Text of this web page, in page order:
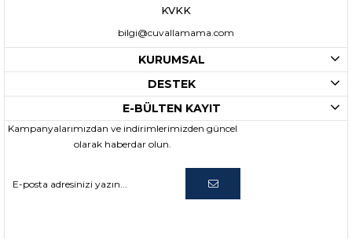
KVKK
bilgi@cuvallamama.com
KURUMSAL
DESTEK
E-BÜLTEN KAYIT
Kampanyalarımızdan ve indirimlerimizden güncel
olarak haberdar olun.